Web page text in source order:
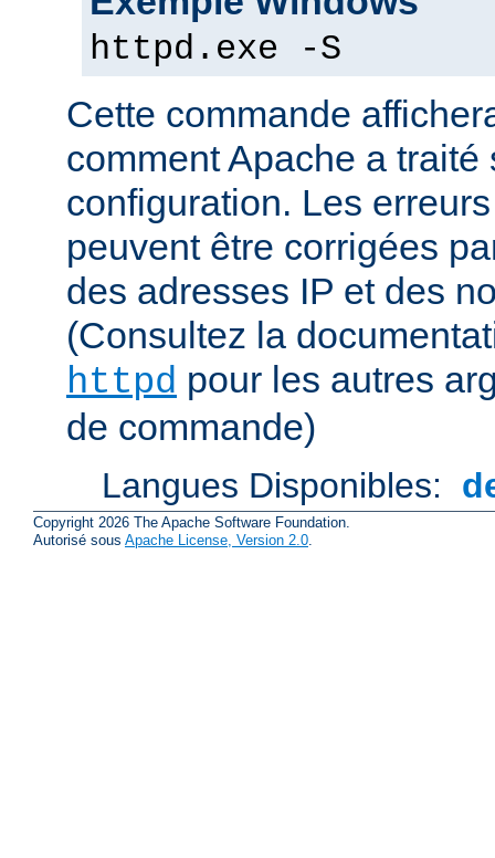
httpd.exe -S
Cette commande
comment Apache a traité
configuration. Les
peuvent être corrigées
des adresses IP et des
(Consultez la
httpd pour les autres
de commande)
Langues Disponibles:
Copyright 2026 The Apache Software Foundation.
Autorisé sous Apache License, Version 2.0.